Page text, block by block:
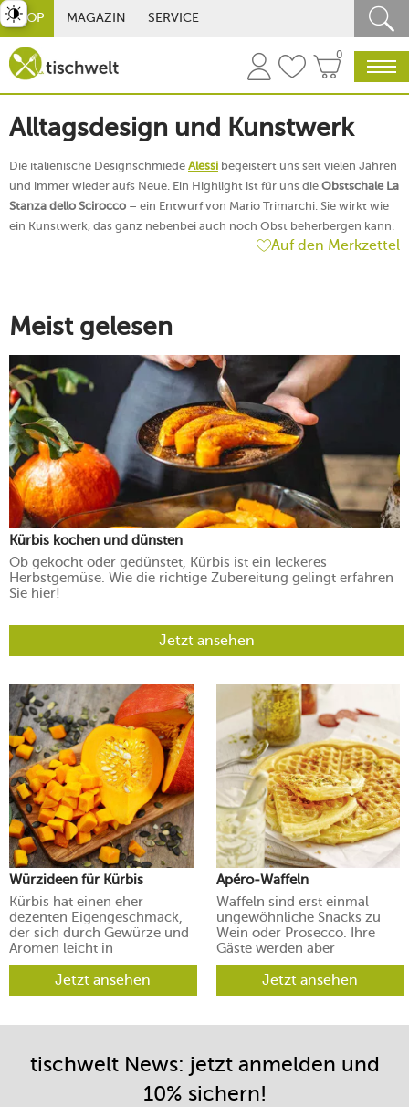
SHOP MAGAZIN SERVICE
0
Alltagsdesign und Kunstwerk
Die italienische Designschmiede Alessi begeistert uns seit vielen Jahren
und immer wieder aufs Neue. Ein Highlight ist für uns die Obstschale La
Stanza dello Scirocco – ein Entwurf von Mario Trimarchi. Sie wirkt wie
ein Kunstwerk, das ganz nebenbei auch noch Obst beherbergen kann.
Auf den Merkzettel
Meist gelesen
Kürbis kochen und dünsten
Ob gekocht oder gedünstet, Kürbis ist ein leckeres
Herbstgemüse. Wie die richtige Zubereitung gelingt erfahren
Sie hier!
Jetzt ansehen
Würzideen für Kürbis
Kürbis hat einen eher
dezenten Eigengeschmack,
der sich durch Gewürze und
Aromen leicht in
verschiedene Richtungen
lenken lässt.Jetzt ansehen
Apéro-Waffeln
Waffeln sind erst einmal
ungewöhnliche Snacks zu
Wein oder Prosecco. Ihre
Gäste werden aber
begeistert sein.
Jetzt ansehen
tischwelt News: jetzt anmelden und
10% sichern!
umschalten